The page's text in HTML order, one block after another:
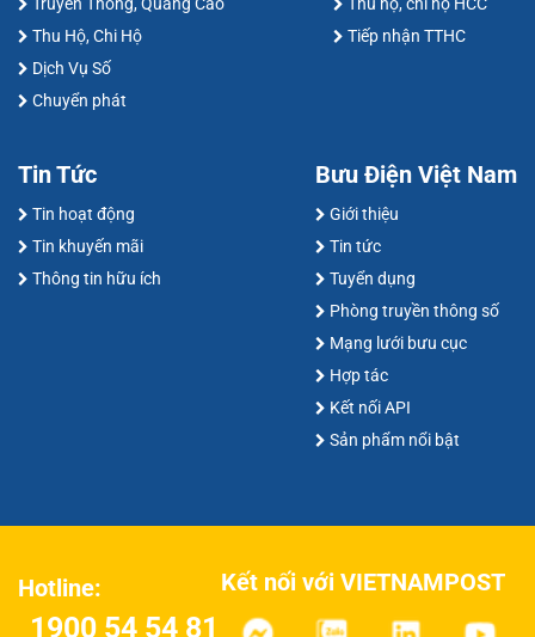
Truyền Thông, Quảng Cáo
Thu Hộ, Chi Hộ
Dịch Vụ Số
Chuyển phát
Thu hộ, chi hộ HCC
Tiếp nhận TTHC
Tin Tức
Tin hoạt động
Tin khuyến mãi
Thông tin hữu ích
Bưu Điện Việt Nam
Giới thiệu
Tin tức
Tuyển dụng
Phòng truyền thông số
Mạng lưới bưu cục
Hợp tác
Kết nối API
Sản phẩm nổi bật
Hotline:
1900 54 54 81
Kết nối với VIETNAMPOST